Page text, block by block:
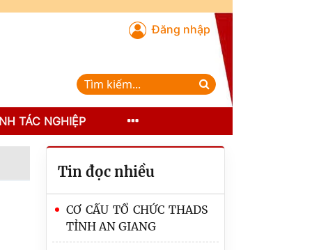
Đăng nhập
TÁC NGHIỆP
Tin đọc nhiều
CƠ CẤU TỔ CHỨC THADS
TỈNH AN GIANG